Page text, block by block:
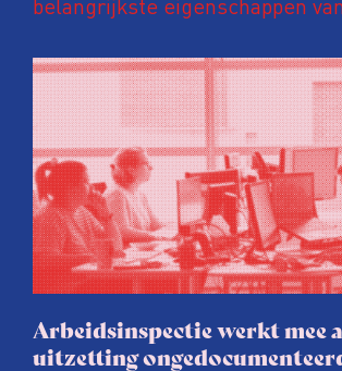
prijs van een huis en
tienduizenden euro’s
wordt door energielabelaars en
vastgoedpartijen gretig op
uit onderzoek van het FD.
labels vallen op dubieuze wijze
groenere labelletter.
Arbeidsinspectie werkt mee
uitzetting